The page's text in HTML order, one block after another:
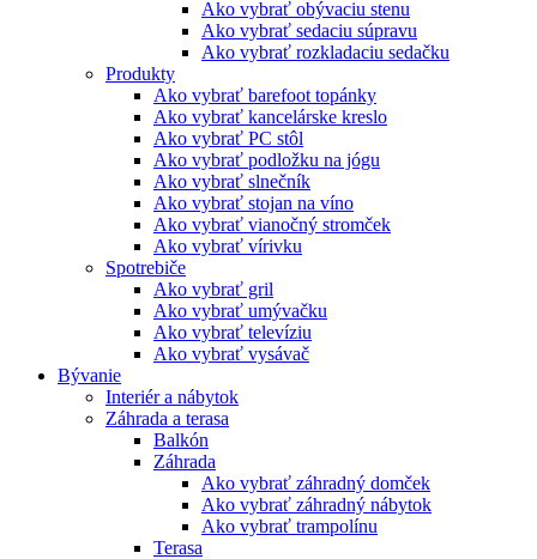
Ako vybrať obývaciu stenu
Ako vybrať sedaciu súpravu
Ako vybrať rozkladaciu sedačku
Produkty
Ako vybrať barefoot topánky
Ako vybrať kancelárske kreslo
Ako vybrať PC stôl
Ako vybrať podložku na jógu
Ako vybrať slnečník
Ako vybrať stojan na víno
Ako vybrať vianočný stromček
Ako vybrať vírivku
Spotrebiče
Ako vybrať gril
Ako vybrať umývačku
Ako vybrať televíziu
Ako vybrať vysávač
Bývanie
Interiér a nábytok
Záhrada a terasa
Balkón
Záhrada
Ako vybrať záhradný domček
Ako vybrať záhradný nábytok
Ako vybrať trampolínu
Terasa